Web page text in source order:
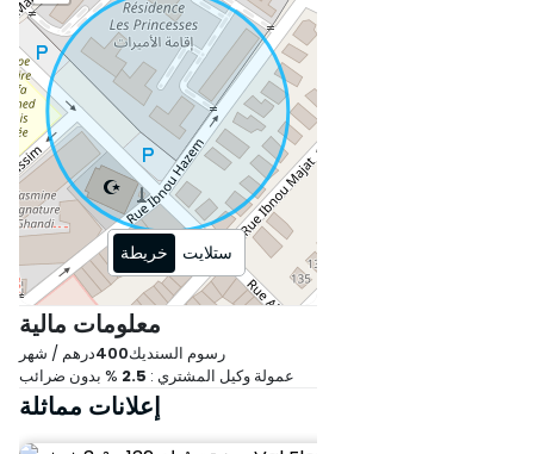
خريطة ستلايت
معلومات مالية
رسوم السنديك400درهم / شهر
عمولة وكيل المشتري : 2.5 % بدون ضرائب
إعلانات مماثلة